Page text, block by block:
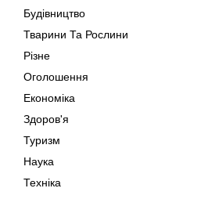
Будівництво
Тварини Та Рослини
Різне
Оголошення
Економіка
Здоров'я
Туризм
Наука
Техніка